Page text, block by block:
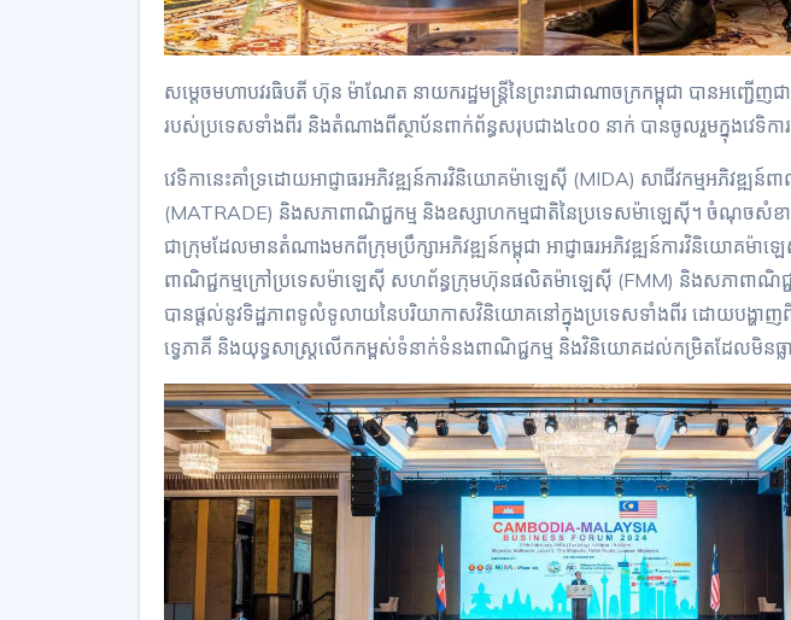
សម្តេចមហាបវរធិបតី ហ៊ុន ម៉ាណែត នាយករដ្ឋមន្ត្រីនៃព្រះរាជាណាចក្រកម្ពុជា បានអញ្ជ
របស់ប្រទេសទាំងពីរ និងតំណាងពីស្ថាប័នពាក់ព័ន្ធសរុបជាង៤០០ នាក់ បានចូលរួមក្នុងវេទិកា
វេទិកានេះគាំទ្រដោយអាជ្ញាធរអភិវឌ្ឍន៍ការវិនិយោគម៉ាឡេស៊ី (MIDA) សាជីវកម្មអភិវឌ្ឍន៍
(MATRADE) និងសភាពាណិជ្ជកម្ម និងឧស្សាហកម្មជាតិនៃប្រទេសម៉ាឡេស៊ី។ ចំណុចសំខាន់ន
ជាក្រុមដែលមានតំណាងមកពីក្រុមប្រឹក្សាអភិវឌ្ឍន៍កម្ពុជា អាជ្ញាធរអភិវឌ្ឍន៍ការវិនិយោគម៉ាឡ
ពាណិជ្ជកម្មក្រៅប្រទេសម៉ាឡេស៊ី សហព័ន្ធក្រុមហ៊ុនផលិតម៉ាឡេស៊ី (FMM) និងសភាពាណិជ្ជកម្ម
បានផ្តល់នូវទិដ្ឋភាពទូលំទូលាយនៃបរិយាកាសវិនិយោគនៅក្នុងប្រទេសទាំងពីរ ដោយបង្ហាញ
ទ្វេភាគី និងយុទ្ធសាស្ត្រលើកកម្ពស់ទំនាក់ទំនងពាណិជ្ជកម្ម និងវិនិយោគដល់កម្រិតដែលមិនធ្